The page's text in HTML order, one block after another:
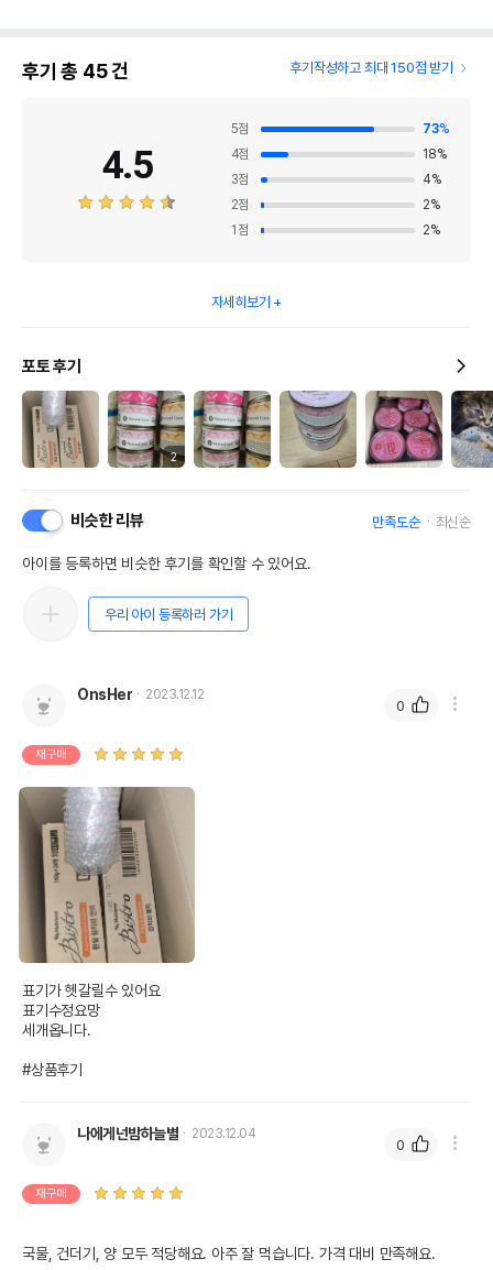
후기 총 45건 후기작성하고 최대 150점 받기
4.5
5점 73%
4점 18%
3점 4%
2점 2%
1 점 2%
자세히보기
포토 후기
2
비슷한 리뷰 만족도순 최신순
아이를 등록하면 비슷한 후기를 확인할 수 있어요.
우리 아이 등록하러 가기
OnsHer 2023.12.12
재구매
표기가 헷갈릴수 있어요
표기수정요망
세개옵니다.
#상품후기
0
나에게넌밤하늘별 2023.12.04
재구매
국물, 건더기, 양 모두 적당해요. 아주 잘 먹습니다. 가격 대비 만족해요.
0